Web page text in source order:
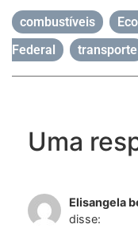
combustíveis
Federal
transporte
Uma
Elisangela
disse: